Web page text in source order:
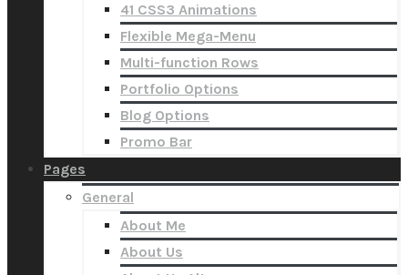
41 CSS3 Animations
Flexible Mega-Menu
Multi-function Rows
Portfolio Options
Blog Options
Promo Bar
Pages
General
About Me
About Us